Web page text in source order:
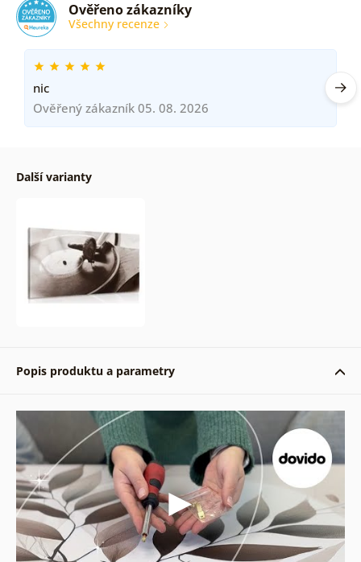
Ověřeno zákazníky
Všechny recenze
nic
Ověřený zákazník 05. 08. 2026
Další varianty
Popis produktu a parametry